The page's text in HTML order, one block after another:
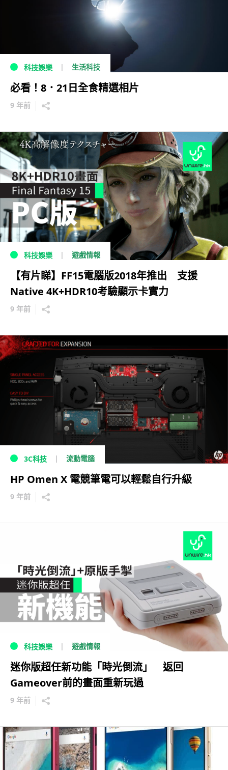
科技娛樂 生活科技
必看！8．21日全食精選相片
9 年前
科技娛樂 遊戲情報
【有片睇】FF15電腦版2018年推出 支援
Native 4K+HDR10考驗顯示卡實力
9 年前
3C科技 流動電腦
HP Omen X 電競筆電可以輕鬆自行升級
9 年前
科技娛樂 遊戲情報
迷你版超任新功能「時光倒流」 返回
Gameover前的畫面重新玩過
9 年前